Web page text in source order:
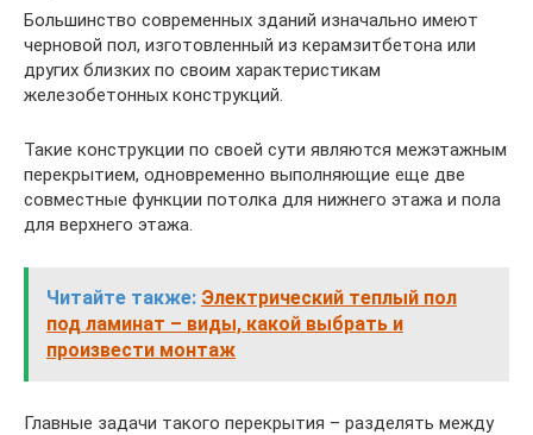
Большинство современных зданий изначально имеют
черновой пол, изготовленный из керамзитбетона или
других близких по своим характеристикам
железобетонных конструкций.
Такие конструкции по своей сути являются межэтажным
перекрытием, одновременно выполняющие еще две
совместные функции потолка для нижнего этажа и пола
для верхнего этажа.
Читайте также: Электрический теплый пол
под ламинат – виды, какой выбрать и
произвести монтаж
Главные задачи такого перекрытия – разделять между